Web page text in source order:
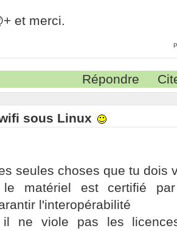
et merci.
Répondre
sous Linux
seules choses que tu dois
matériel est certifié
l'interopérabilité
ne viole pas les